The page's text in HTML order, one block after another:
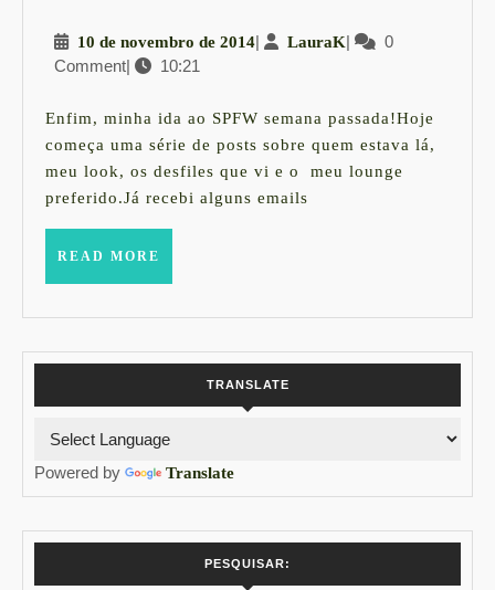
–
10 de novembro de 201410
de
2014
| LauraKLauraK
|
0
Comment| 10:21
Enfim, minha ida ao SPFW semana passada!Hoje
começa uma série de posts sobre quem estava lá,
meu look, os desfiles que vi e o meu lounge
preferido.Já recebi alguns emails
READ MORE
TRANSLATE
Powered by Translate
PESQUISAR: